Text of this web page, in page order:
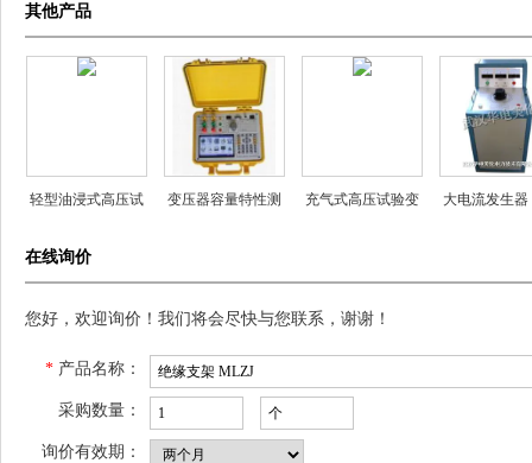
其他产品
轻型油浸式高压试 变压器容量特性测 充气式高压试验变 大电流发生器
在线询价
您好，欢迎询价！我们将会尽快与您联系，谢谢！
* 产品名称：
采购数量：
询价有效期：